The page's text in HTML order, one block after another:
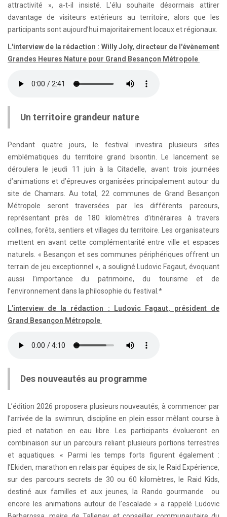
attractivité », a-t-il insisté. L’élu souhaite désormais attirer
davantage de visiteurs extérieurs au territoire, alors que les
participants sont aujourd’hui majoritairement locaux et régionaux.
L'interview de la rédaction : Willy Joly, directeur de l'évènement
Grandes Heures Nature pour Grand Besançon Métropole
Un territoire grandeur nature
Pendant quatre jours, le festival investira plusieurs sites
emblématiques du territoire grand bisontin. Le lancement se
déroulera le jeudi 11 juin à la Citadelle, avant trois journées
d’animations et d’épreuves organisées principalement autour du
site de Chamars. Au total, 22 communes de Grand Besançon
Métropole seront traversées par les différents parcours,
représentant près de 180 kilomètres d’itinéraires à travers
collines, forêts, sentiers et villages du territoire. Les organisateurs
mettent en avant cette complémentarité entre ville et espaces
naturels. « Besançon et ses communes périphériques offrent un
terrain de jeu exceptionnel », a souligné Ludovic Fagaut, évoquant
aussi l’importance du patrimoine, du tourisme et de
l’environnement dans la philosophie du festival.*
L'interview de la rédaction : Ludovic Fagaut, président de
Grand Besançon Métropole
Des nouveautés au programme
L’édition 2026 proposera plusieurs nouveautés, à commencer par
l’arrivée de la swimrun, discipline en plein essor mêlant course à
pied et natation en eau libre. Les participants évolueront en
combinaison sur un parcours reliant plusieurs portions terrestres
et aquatiques. « Parmi les temps forts figurent également :
l’Ekiden, marathon en relais par équipes de six, le Raid Expérience,
sur des parcours secrets de 30 ou 60 kilomètres, le Raid Kids,
destiné aux familles et aux jeunes, la Rando gourmande ou
encore les animations autour de l’escalade » a rappelé Ludovic